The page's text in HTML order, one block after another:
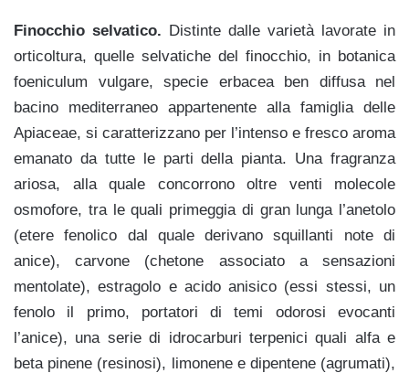
Finocchio selvatico. Distinte dalle varietà lavorate in
orticoltura, quelle selvatiche del finocchio, in botanica
foeniculum vulgare, specie erbacea ben diffusa nel
bacino mediterraneo appartenente alla famiglia delle
Apiaceae, si caratterizzano per l’intenso e fresco aroma
emanato da tutte le parti della pianta. Una fragranza
ariosa, alla quale concorrono oltre venti molecole
osmofore, tra le quali primeggia di gran lunga l’anetolo
(etere fenolico dal quale derivano squillanti note di
anice), carvone (chetone associato a sensazioni
mentolate), estragolo e acido anisico (essi stessi, un
fenolo il primo, portatori di temi odorosi evocanti
l’anice), una serie di idrocarburi terpenici quali alfa e
beta pinene (resinosi), limonene e dipentene (agrumati),